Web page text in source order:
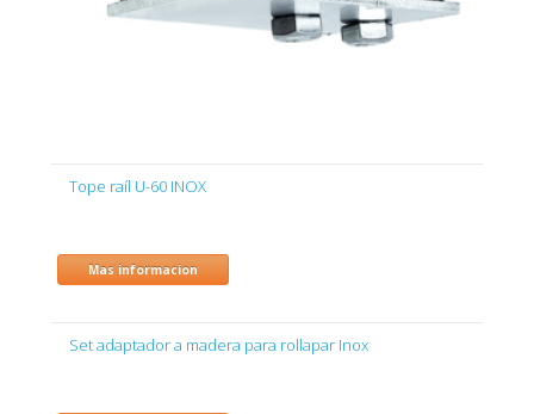
Tope raíl U-60 INOX
Mas informacion
Set adaptador a madera para rollapar Inox